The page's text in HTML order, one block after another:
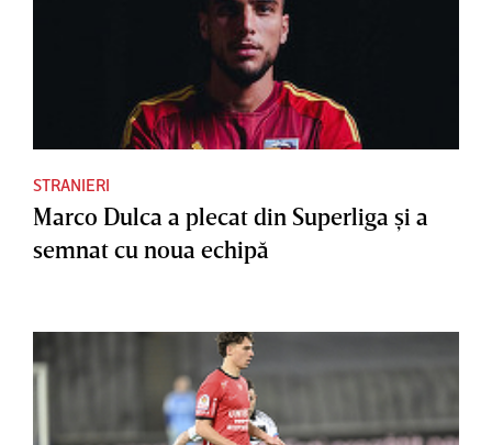
STRANIERI
Marco Dulca a plecat din Superliga şi a
semnat cu noua echipă